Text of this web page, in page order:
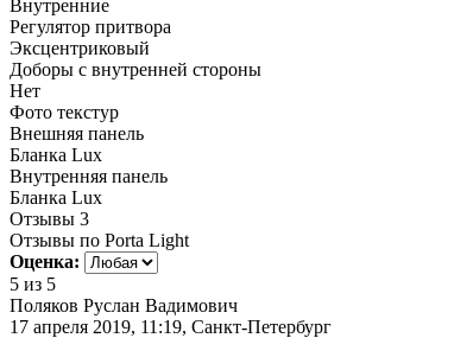
Внутренние
Регулятор притвора
Эксцентриковый
Доборы с внутренней стороны
Нет
Фото текстур
Внешняя панель
Бланка Lux
Внутренняя панель
Бланка Lux
Отзывы 3
Отзывы по Porta Light
Оценка:
5 из 5
Поляков Руслан Вадимович
17 апреля 2019, 11:19, Санкт-Петербург